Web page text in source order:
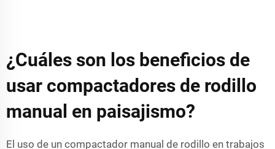
¿Cuáles son los beneficios de
usar compactadores de rodillo
manual en paisajismo?
El uso de un compactador manual de rodillo en trabajos